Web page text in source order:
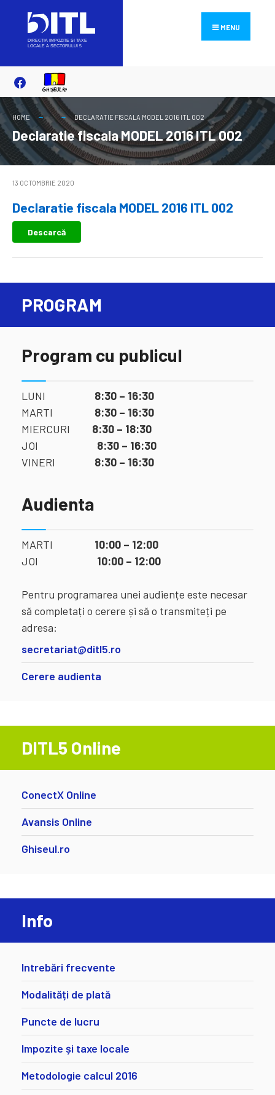
content
MENU
HOME DECLARATIE FISCALA MODEL 2016 ITL 002
Declaratie fiscala MODEL 2016 ITL 002
13 OCTOMBRIE 2020
Declaratie fiscala MODEL 2016 ITL 002
Descarcă
PROGRAM
Program cu publicul
LUNI 8:30 – 16:30
MARTI 8:30 – 16:30
MIERCURI 8:30 – 18:30
JOI 8:30 – 16:30
VINERI 8:30 – 16:30
Audienta
MARTI 10:00 – 12:00
JOI 10:00 – 12:00
Pentru programarea unei audiențe este necesar
să completați o cerere și să o transmiteți pe
adresa:
secretariat@ditl5.ro
Cerere audienta
DITL5 Online
ConectX Online
Avansis Online
Ghiseul.ro
Info
Intrebări frecvente
Modalități de plată
Puncte de lucru
Impozite și taxe locale
Metodologie calcul 2016
for: